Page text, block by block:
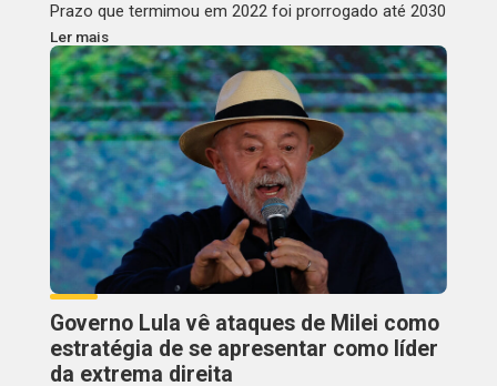
Prazo que termimou em 2022 foi prorrogado até 2030
Ler mais
Governo Lula vê ataques de Milei como
estratégia de se apresentar como líder
da extrema direita